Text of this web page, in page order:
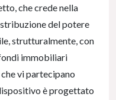
che crede nella
del potere
strutturalmente, con
immobiliari
vi partecipano
è progettato